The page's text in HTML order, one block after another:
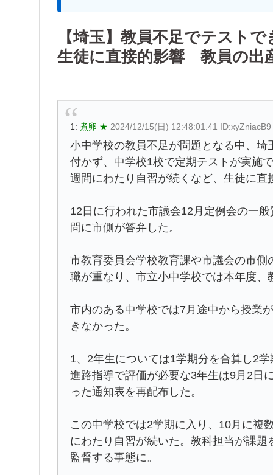
【埼玉】教員不足でテス
生徒に直接的影響 教員の出
1: 煮卵 ★ 2024/12/15(日) 12:48:01.41 ID:xyZniacB9
小中学校の教員不足が問題となる中、
付かず、中学校1校で定期テストが実施
週間にわたり自習が続くなど、生徒に
12日に行われた市議会12月定例会の一
問に市側が答弁した。
市教育委員会学校教育課や市議会の市
職が重なり、市立小中学校では本年度
市内のある中学校では7月途中から授業
きなかった。
1、2年生については1学期分を合算し2
進路指導で評価が必要な3年生は9月2日
った通知表を再配布した。
この中学校では2学期に入り、10月に複
にわたり自習が続いた。教科担当が課
監督する事態に。